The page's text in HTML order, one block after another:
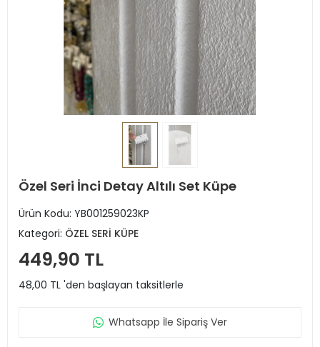
Özel Seri İnci Detay Altılı Set Küpe
Ürün Kodu: YB001259023KP
Kategori: ÖZEL SERİ KÜPE
449,90 TL
48,00 TL 'den başlayan taksitlerle
Whatsapp İle Sipariş Ver